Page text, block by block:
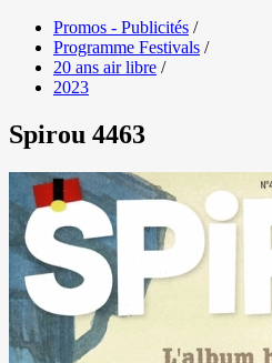
Promos - Publicités /
Programme Festivals /
20 ans air libre /
2023
Spirou 4463